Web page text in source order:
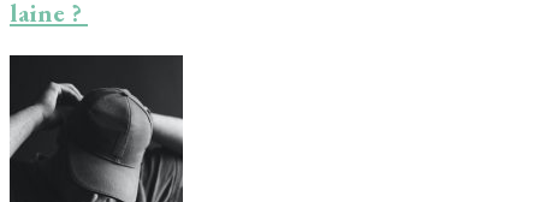
laine ?